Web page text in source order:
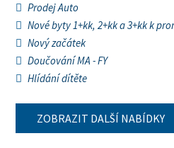
Prodej Auto
Nové byty 1+kk, 2+kk a 3+kk k
Nový začátek
Doučování MA - FY
Hlídání dítěte
ZOBRAZIT DALŠÍ NABÍDKY